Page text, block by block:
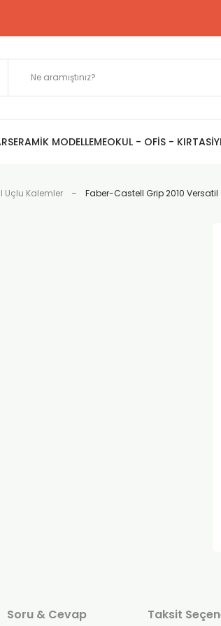
SERAMİK MODELLEMEOKUL - OFİS -
Uçlu Kalemler Faber-Castell Grip 2010 Versatil
Soru & Cevap Taksit